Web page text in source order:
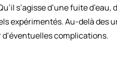
s’agisse d’une fuite d’eau,
expérimentés. Au-delà des
complications.